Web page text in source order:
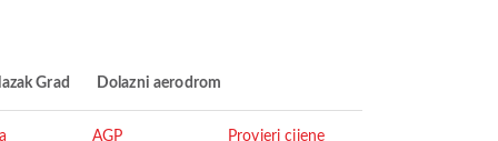
Grad Dolazni aerodrom
AGP Provjeri cijene